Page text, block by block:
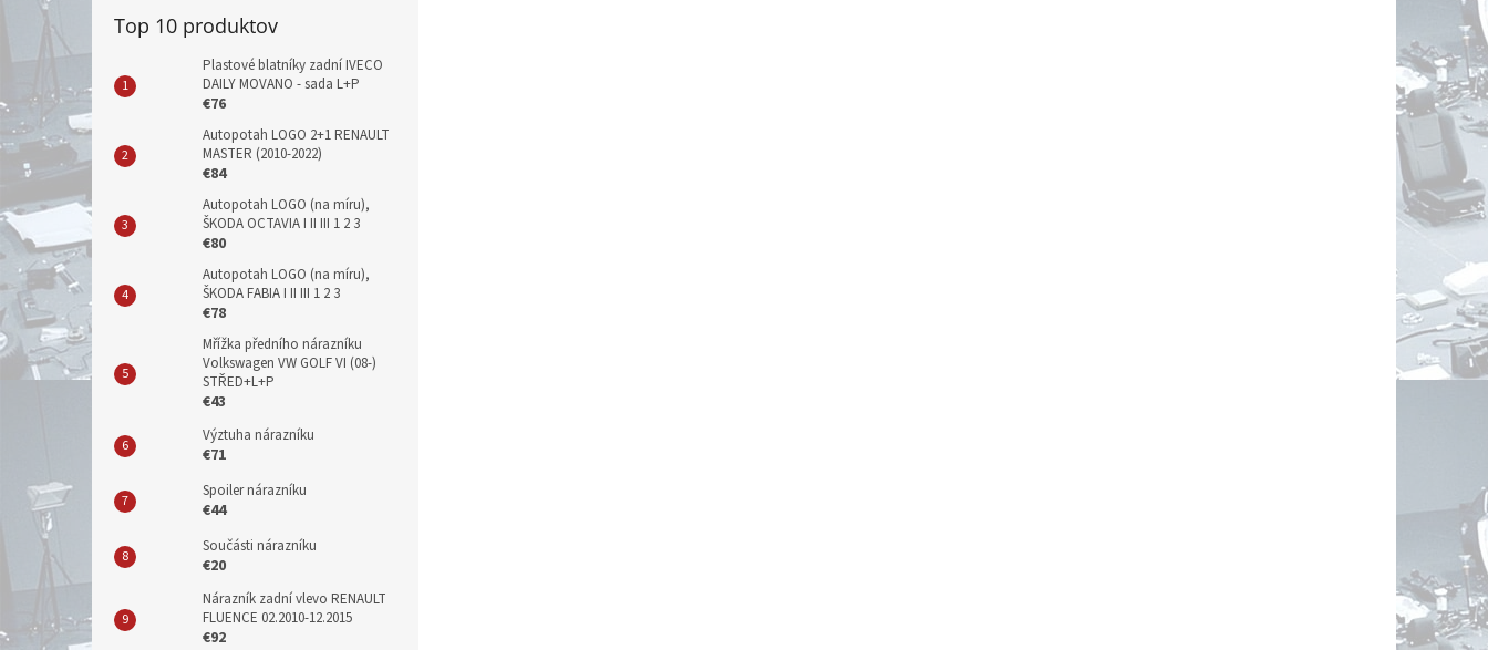
Top 10 produktov
Plastové blatníky zadní IVECO
DAILY MOVANO - sada L+P
€76
Autopotah LOGO 2+1 RENAULT
MASTER (2010-2022)
€84
Autopotah LOGO (na míru),
ŠKODA OCTAVIA I II III 1 2 3
€80
Autopotah LOGO (na míru),
ŠKODA FABIA I II III 1 2 3
€78
Mřížka předního nárazníku
Volkswagen VW GOLF VI (08-)
STŘED+L+P
€43
Výztuha nárazníku
€71
Spoiler nárazníku
€44
Součásti nárazníku
€20
Nárazník zadní vlevo RENAULT
FLUENCE 02.2010-12.2015
€92